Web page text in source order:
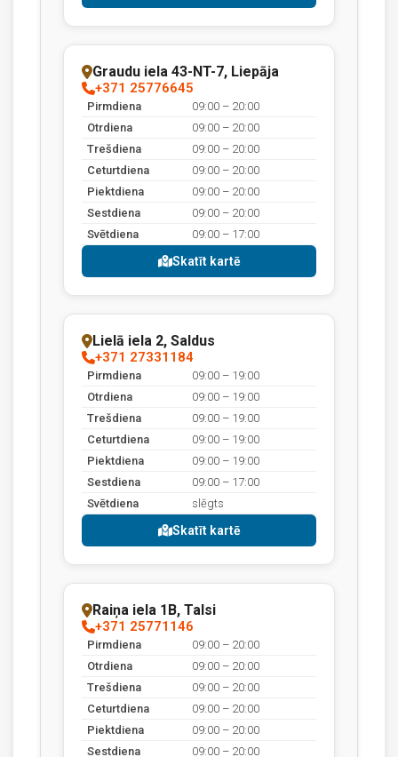
Graudu iela 43-NT-7, Liepāja
+371 25776645
Pirmdiena
09:00 – 20:00
Otrdiena
09:00 – 20:00
Trešdiena
09:00 – 20:00
Ceturtdiena
09:00 – 20:00
Piektdiena
09:00 – 20:00
Sestdiena
09:00 – 20:00
Svētdiena
09:00 – 17:00
Skatīt kartē
Lielā iela 2, Saldus
+371 27331184
Pirmdiena
09:00 – 19:00
Otrdiena
09:00 – 19:00
Trešdiena
09:00 – 19:00
Ceturtdiena
09:00 – 19:00
Piektdiena
09:00 – 19:00
Sestdiena
09:00 – 17:00
Svētdiena
slēgts
Skatīt kartē
Raiņa iela 1B, Talsi
+371 25771146
Pirmdiena
09:00 – 20:00
Otrdiena
09:00 – 20:00
Trešdiena
09:00 – 20:00
Ceturtdiena
09:00 – 20:00
Piektdiena
09:00 – 20:00
Sestdiena
09:00 – 20:00